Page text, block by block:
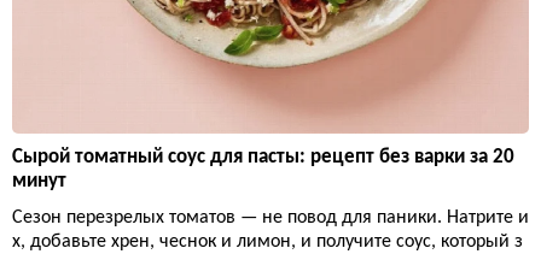
Сырой томатный соус для пасты: рецепт без варки за 20
минут
Сезон перезрелых томатов — не повод для паники. Натрите и
х, добавьте хрен, чеснок и лимон, и получите соус, который з